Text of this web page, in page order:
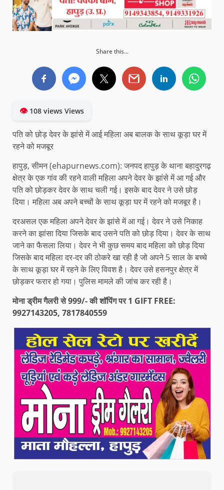
Share this...
👁108 views Views
पति को छोड़ देवर के झांसे में आई महिला अब बालक के साथ कूड़ा घर में
रहने को मजबूर
हापुड़, सीमन (ehapurnews.com): जनपद हापुड़ के थाना बहादुरगढ़
क्षेत्र के एक गांव की रहने वाली महिला अपने देवर के झांसे में आ गई और
पति को छोड़कर देवर के साथ चली गई। इसके बाद देवर ने उसे छोड़
दिया। महिला अब अपने बच्चों के साथ कूड़ा घर में रहने को मजबूर है।
दरअसल एक महिला अपने देवर के झांसे में आ गई। देवर ने उसे निकाह
करने का झांसा दिया जिसके बाद उसने पति को छोड़ दिया। देवर के साथ
जाने का फैसला लिया। देवर ने भी कुछ समय बाद महिला को छोड़ दिया
जिसके बाद महिला दर-दर की ठोकरे खा रही है जो अपने 5 साल के बच्चे
के साथ कूड़ा घर में रहने के लिए विवश है। देवर उसे हसनपुर क्षेत्र में
छोड़कर फरार हो गया। पुलिस मामले की जांच कर रही है।
मोना ड्रीम गैलरी से 999/- की शॉपिंग पर 1 GIFT FREE:
9927143205, 7817840559